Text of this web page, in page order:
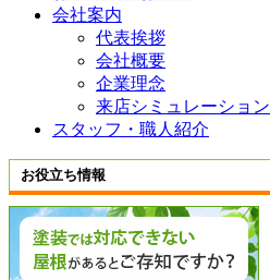
会社案内
代表挨拶
会社概要
企業理念
来店シミュレーション
スタッフ・職人紹介
お役立ち情報